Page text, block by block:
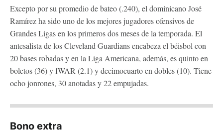
Excepto por su promedio de bateo (.240), el dominicano José
Ramírez ha sido uno de los mejores jugadores ofensivos de
Grandes Ligas en los primeros dos meses de la temporada. El
antesalista de los Cleveland Guardians encabeza el béisbol con
20 bases robadas y en la Liga Americana, además, es quinto en
boletos (36) y fWAR (2.1) y decimocuarto en dobles (10). Tiene
ocho jonrones, 30 anotadas y 22 empujadas.
Bono extra